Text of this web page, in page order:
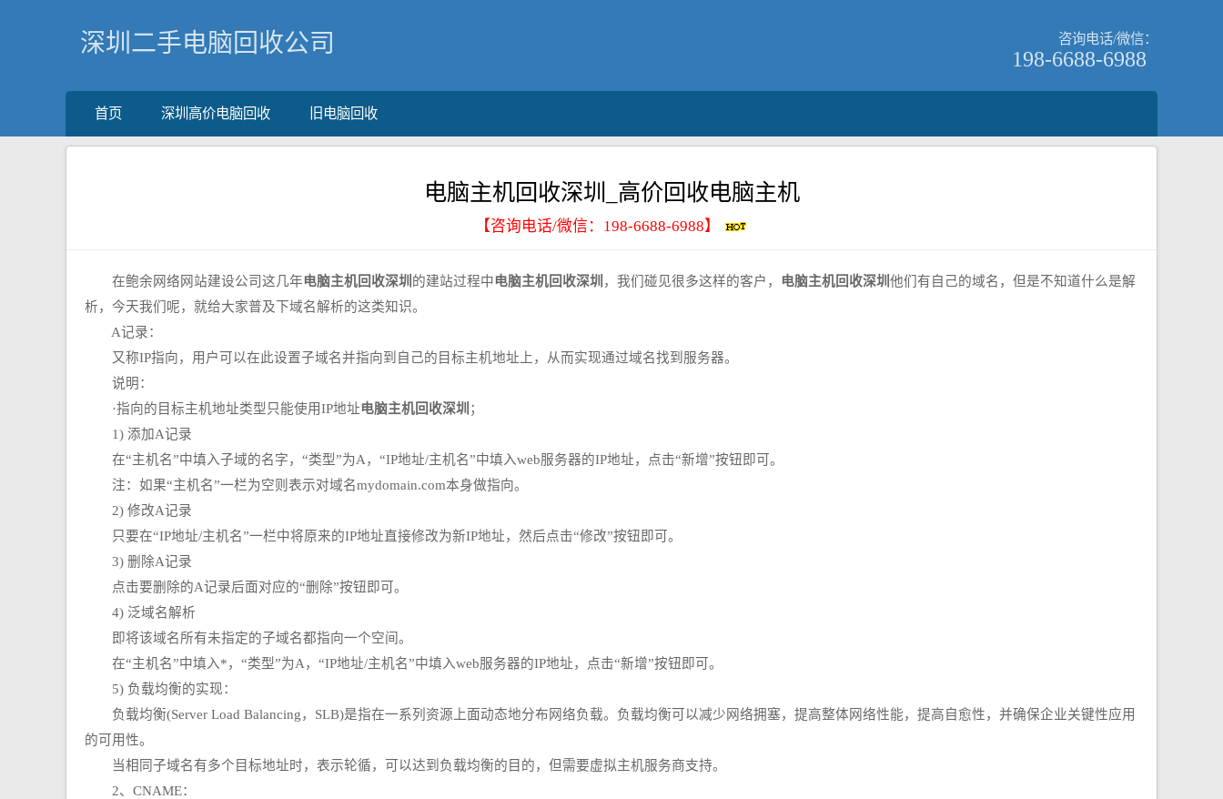
深圳二手电脑回收公司 咨询电话/微信：
198-6688-6988
首页 深圳高价电脑回收 旧电脑回收
电脑主机回收深圳_高价回收电脑主机
【咨询电话/微信： 198-6688-6988】
在鲍余网络网站建设公司这几年电脑主机回收深圳 的建站过程中电脑主机回收深圳 ，我们碰见很多这样的客户， 电脑主机回收深圳 他们有自己的域名，但是不知道什么是解
析，今天我们呢，就给大家普及下域名解析的这类知识。
A记录：
又称IP指向，用户可以在此设置子域名并指向到自己的目标主机地址上，从而实现通过域名找到服务器。
说明：
·指向的目标主机地址类型只能使用IP地址电脑主机回收深圳 ；
1) 添加A记录
在“主机名”中填入子域的名字，“类型”为A，“IP地址/主机名”中填入web服务器的IP地址，点击“新增”按钮即可。
注：如果“主机名”一栏为空则表示对域名mydomain.com本身做指向。
2) 修改A记录
只要在“IP地址/主机名”一栏中将原来的IP地址直接修改为新IP地址，然后点击“修改”按钮即可。
3) 删除A记录
点击要删除的A记录后面对应的“删除”按钮即可。
4) 泛域名解析
即将该域名所有未指定的子域名都指向一个空间。
在“主机名”中填入*，“类型”为A，“IP地址/主机名”中填入web服务器的IP地址，点击“新增”按钮即可。
5) 负载均衡的实现：
负载均衡(Server Load Balancing，SLB)是指在一系列资源上面动态地分布网络负载。负载均衡可以减少网络拥塞，提高整体网络性能，提高自愈性，并确保企业关键性应用
的可用性。
当相同子域名有多个目标地址时，表示轮循，可以达到负载均衡的目的，但需要虚拟主机服务商支持。
2、CNAME：